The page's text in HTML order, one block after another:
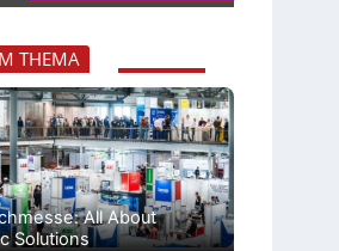
THEMA
All About
Solutions